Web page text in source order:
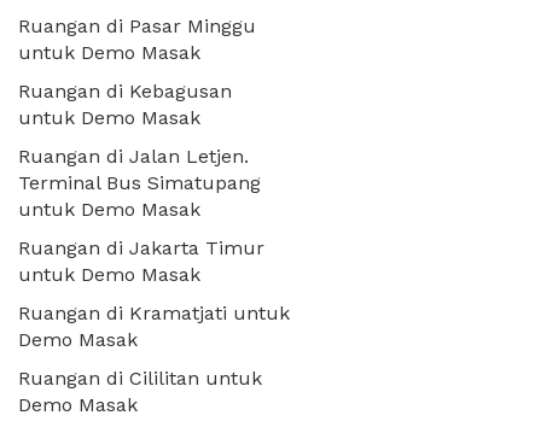
Ruangan di Pasar Minggu
untuk Demo Masak
Ruangan di Kebagusan
untuk Demo Masak
Ruangan di Jalan Letjen.
Terminal Bus Simatupang
untuk Demo Masak
Ruangan di Jakarta Timur
untuk Demo Masak
Ruangan di Kramatjati untuk
Demo Masak
Ruangan di Cililitan untuk
Demo Masak